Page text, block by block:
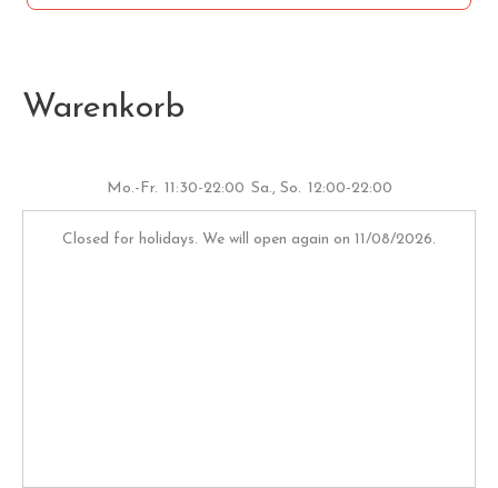
Warenkorb
Mo.-Fr. 11:30-22:00 Sa., So. 12:00-22:00
Closed for holidays. We will open again on 11/08/2026.